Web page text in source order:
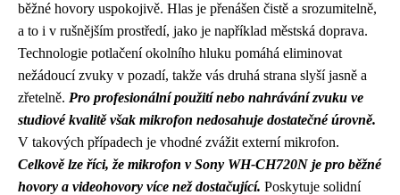
běžné hovory uspokojivě. Hlas je přenášen čistě a srozumitelně,
a to i v rušnějším prostředí, jako je například městská doprava.
Technologie potlačení okolního hluku pomáhá eliminovat
nežádoucí zvuky v pozadí, takže vás druhá strana slyší jasně a
zřetelně. Pro profesionální použití nebo nahrávání zvuku ve
studiové kvalitě však mikrofon nedosahuje dostatečné úrovně.
V takových případech je vhodné zvážit externí mikrofon.
Celkově lze říci, že mikrofon v Sony WH-CH720N je pro běžné
hovory a videohovory více než dostačující. Poskytuje solidní